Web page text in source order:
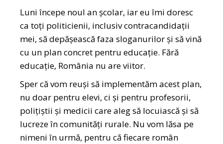
Luni începe noul an școlar, iar eu îmi doresc
ca toți politicienii, inclusiv contracandidații
mei, să depășească faza sloganurilor și să vină
cu un plan concret pentru educație. Fără
educație, România nu are viitor.
Sper că vom reuși să implementăm acest plan,
nu doar pentru elevi, ci și pentru profesorii,
polițiștii și medicii care aleg să locuiască și să
lucreze în comunități rurale. Nu vom lăsa pe
nimeni în urmă, pentru că fiecare român